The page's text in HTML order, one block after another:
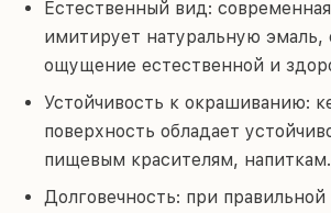
Естественный вид:
имитирует натуральную эмаль,
ощущение естественной и
Устойчивость к окрашиванию:
поверхность обладает
пищевым красителям, напиткам.
Долговечность: при правильной